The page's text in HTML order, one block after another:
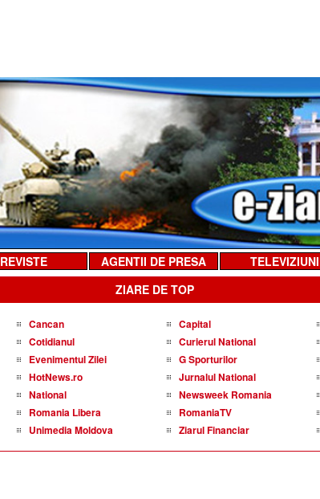
REVISTE AGENTII DE PRESA TELEVIZIUNI
ZIARE DE TOP
Cancan Capital
Cotidianul Curierul National
Evenimentul Zilei G Sporturilor
HotNews.ro Jurnalul National
National Newsweek Romania
Romania Libera RomaniaTV
Unimedia Moldova Ziarul Financiar